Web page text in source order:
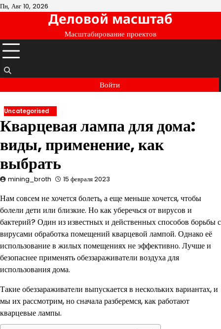
Перейти
Пн, Авг 10, 2026
Деловой масштаб
Масштабирование проектов
Войти
Uncategorised
Кварцевая лампа для дома:
виды, применение, как
выбрать
mining_broth 15 февраля 2023
Нам совсем не хочется болеть, а еще меньше хочется, чтобы
болели дети или близкие. Но как уберечься от вирусов и
бактерий? Один из известных и действенных способов борьбы с
вирусами обработка помещений кварцевой лампой. Однако её
использование в жилых помещениях не эффективно. Лучше и
безопаснее применять обеззараживатели воздуха для
использования дома.
Такие обеззараживатели выпускается в нескольких вариантах, и
мы их рассмотрим, но сначала разберемся, как работают
кварцевые лампы.